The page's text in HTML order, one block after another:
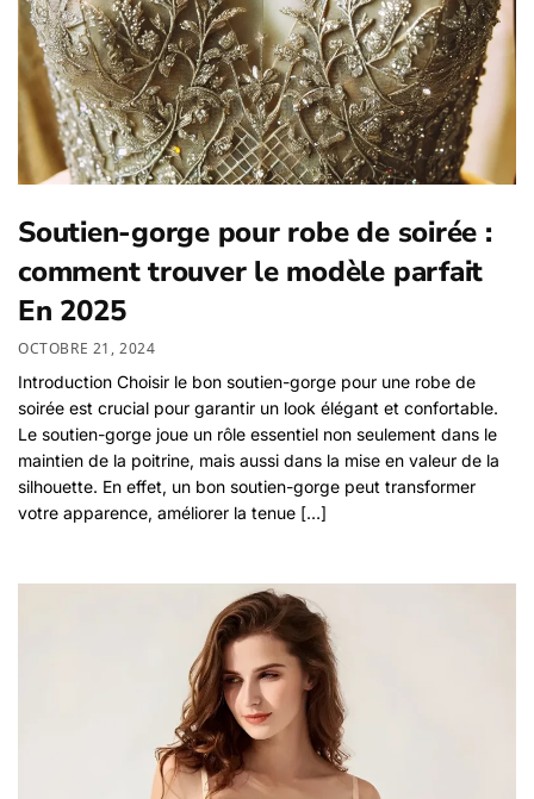
Soutien-gorge pour robe de soirée :
comment trouver le modèle parfait
En 2025
OCTOBRE 21, 2024
Introduction Choisir le bon soutien-gorge pour une robe de
soirée est crucial pour garantir un look élégant et confortable.
Le soutien-gorge joue un rôle essentiel non seulement dans le
maintien de la poitrine, mais aussi dans la mise en valeur de la
silhouette. En effet, un bon soutien-gorge peut transformer
votre apparence, améliorer la tenue […]